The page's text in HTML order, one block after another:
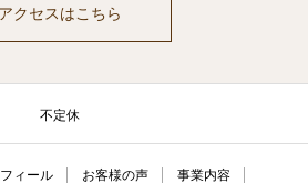
アクセスはこちら
不定休
ィール お客様の声 事業内容